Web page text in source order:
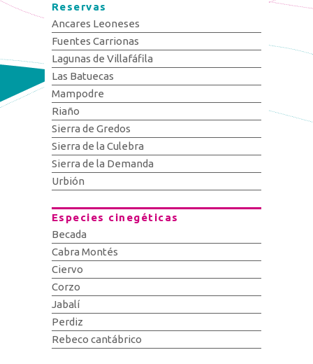
Reservas
Ancares Leoneses
Fuentes Carrionas
Lagunas de Villafáfila
Las Batuecas
Mampodre
Riaño
Sierra de Gredos
Sierra de la Culebra
Sierra de la Demanda
Urbión
Especies cinegéticas
Becada
Cabra Montés
Ciervo
Corzo
Jabalí
Perdiz
Rebeco cantábrico